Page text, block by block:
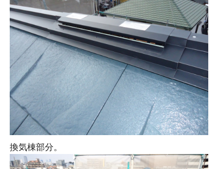
換気棟部分。